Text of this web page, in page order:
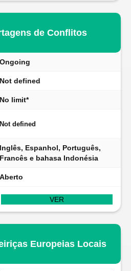
de Conflitos
Ongoing
Not defined
No limit*
Not defined
Inglês, Espanhol, Português,
Francês e bahasa Indonésia
Aberto
VER
Europeias Locais